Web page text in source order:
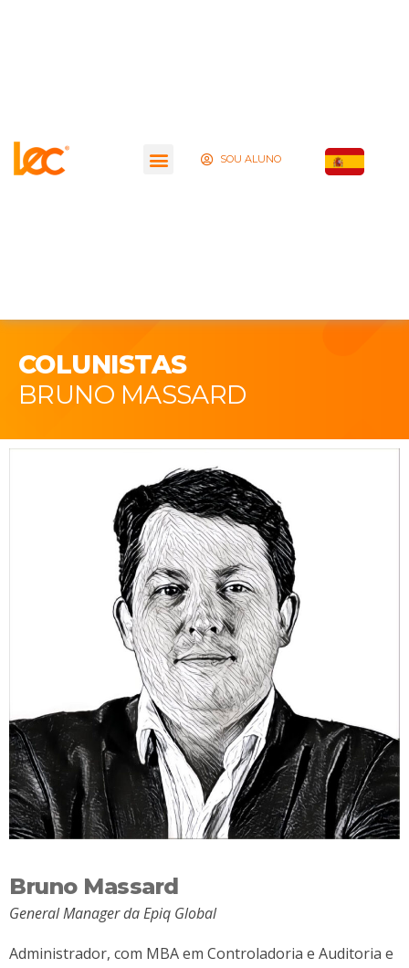
SOU ALUNO
COLUNISTAS
BRUNO MASSARD
Bruno Massard
General Manager da Epiq Global
Administrador, com MBA em Controladoria e Auditoria e